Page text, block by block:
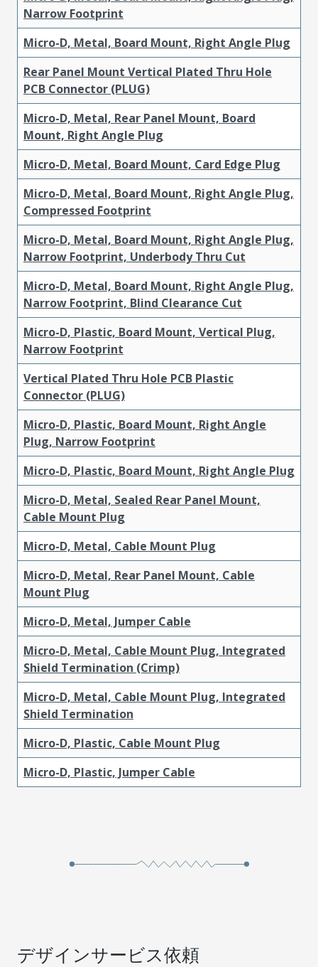
Narrow Footprint
Micro-D, Metal, Board Mount, Right Angle Plug
Rear Panel Mount Vertical Plated Thru Hole
PCB Connector (PLUG)
Micro-D, Metal, Rear Panel Mount, Board
Mount, Right Angle Plug
Micro-D, Metal, Board Mount, Card Edge Plug
Micro-D, Metal, Board Mount, Right Angle Plug,
Compressed Footprint
Micro-D, Metal, Board Mount, Right Angle Plug,
Narrow Footprint, Underbody Thru Cut
Micro-D, Metal, Board Mount, Right Angle Plug,
Narrow Footprint, Blind Clearance Cut
Micro-D, Plastic, Board Mount, Vertical Plug,
Narrow Footprint
Vertical Plated Thru Hole PCB Plastic
Connector (PLUG)
Micro-D, Plastic, Board Mount, Right Angle
Plug, Narrow Footprint
Micro-D, Plastic, Board Mount, Right Angle Plug
Micro-D, Metal, Sealed Rear Panel Mount,
Cable Mount Plug
Micro-D, Metal, Cable Mount Plug
Micro-D, Metal, Rear Panel Mount, Cable
Mount Plug
Micro-D, Metal, Jumper Cable
Micro-D, Metal, Cable Mount Plug, Integrated
Shield Termination (Crimp)
Micro-D, Metal, Cable Mount Plug, Integrated
Shield Termination
Micro-D, Plastic, Cable Mount Plug
Micro-D, Plastic, Jumper Cable
デザインサービス依頼